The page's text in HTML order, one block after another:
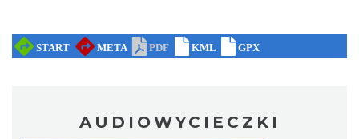
AUDIOWYCIECZKI